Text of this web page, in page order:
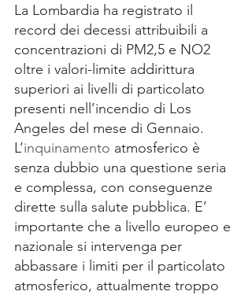
La Lombardia ha registrato il
record dei decessi attribuibili a
concentrazioni di PM2,5 e NO2
oltre i valori-limite addirittura
superiori ai livelli di particolato
presenti nell’incendio di Los
Angeles del mese di Gennaio.
L’inquinamento atmosferico è
senza dubbio una questione seria
e complessa, con conseguenze
dirette sulla salute pubblica. E’
importante che a livello europeo e
nazionale si intervenga per
abbassare i limiti per il particolato
atmosferico, attualmente troppo